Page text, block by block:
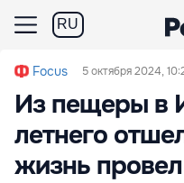
RU
Focus 5 октября 2024,
Из пещеры в
летнего
жизнь